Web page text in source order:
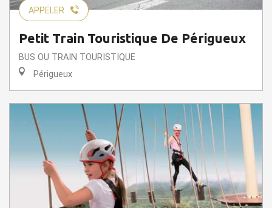
APPELER
Petit Train Touristique De Périgueux
BUS OU TRAIN TOURISTIQUE
Périgueux